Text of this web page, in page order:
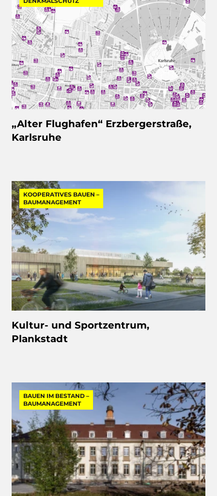
„Alter Flughafen“ Erzbergerstraße,
Karlsruhe
KOOPERATIVES BAUEN –
BAUMANAGEMENT
Kultur- und Sportzentrum,
Plankstadt
BAUEN IM BESTAND –
BAUMANAGEMENT